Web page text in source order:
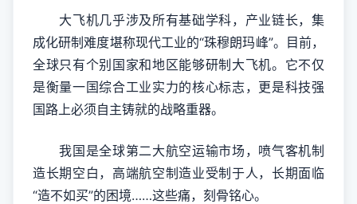
大飞机几乎涉及所有基础学科，产业链长，集
成化研制难度堪称现代工业的“珠穆朗玛峰”。目前，
全球只有个别国家和地区能够研制大飞机。它不仅
是衡量一国综合工业实力的核心标志，更是科技强
国路上必须自主铸就的战略重器。
我国是全球第二大航空运输市场，喷气客机制
造长期空白，高端航空制造业受制于人，长期面临
“造不如买”的困境……这些痛，刻骨铭心。